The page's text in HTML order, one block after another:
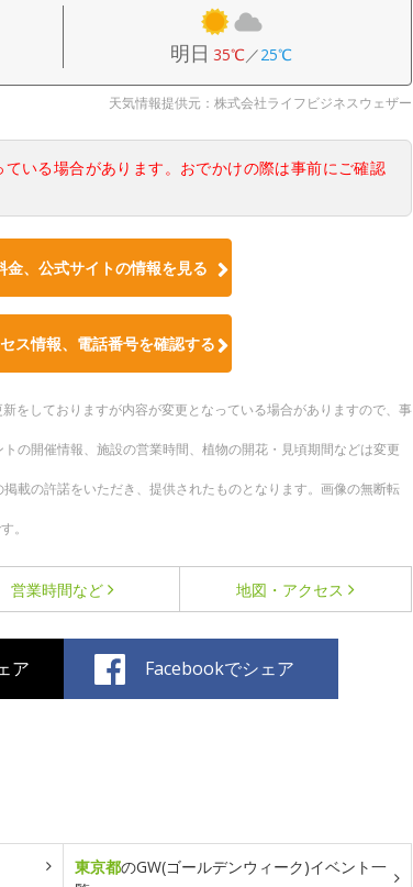
明日 35℃／25℃
天気情報提供元：株式会社ライフビジネスウェザー
いる場合があります。おでかけの際は事前にご確認
金、公式サイトの情報を見る
ス情報、電話番号を確認する
をしておりますが内容が変更となっている場合がありますので、事
の開催情報、施設の営業時間、植物の開花・見頃期間などは変更
載の許諾をいただき、提供されたものとなります。画像の無断転
。
営業時間など 地図・アクセス
ア Facebookでシェア
東京都のGW(ゴールデンウィーク)イベント一